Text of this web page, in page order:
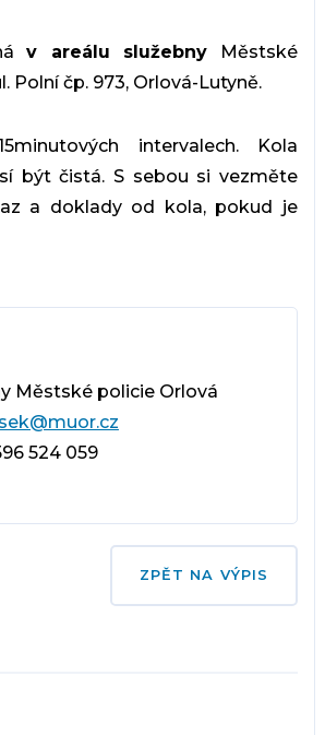
v areálu služebny Městské
Polní čp. 973, Orlová-Lutyně.
intervalech. Kola
být čistá. S sebou si vezměte
a doklady od kola, pokud je
Městské policie Orlová
524 059
ZPĚT NA VÝPIS